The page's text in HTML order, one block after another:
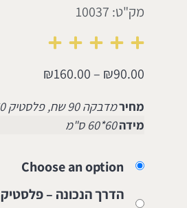
מק"ט: 10037
₪90.00
–
₪160.00
מחירמדבקה 90 שח, פלסטיק 160 שח
מידה60*60 ס"מ
Choose an option
הדרך הנכונה – פלסטיק 160 שח